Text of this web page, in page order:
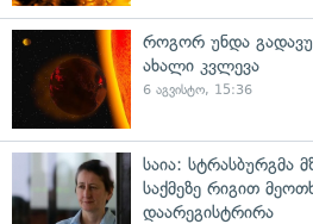
როგორ უნდა
ახალი კვლევა
6 აგვისტო, 15:36
საია: სტრასბურგმა
საქმეზე რიგით
დაარეგისტრირა